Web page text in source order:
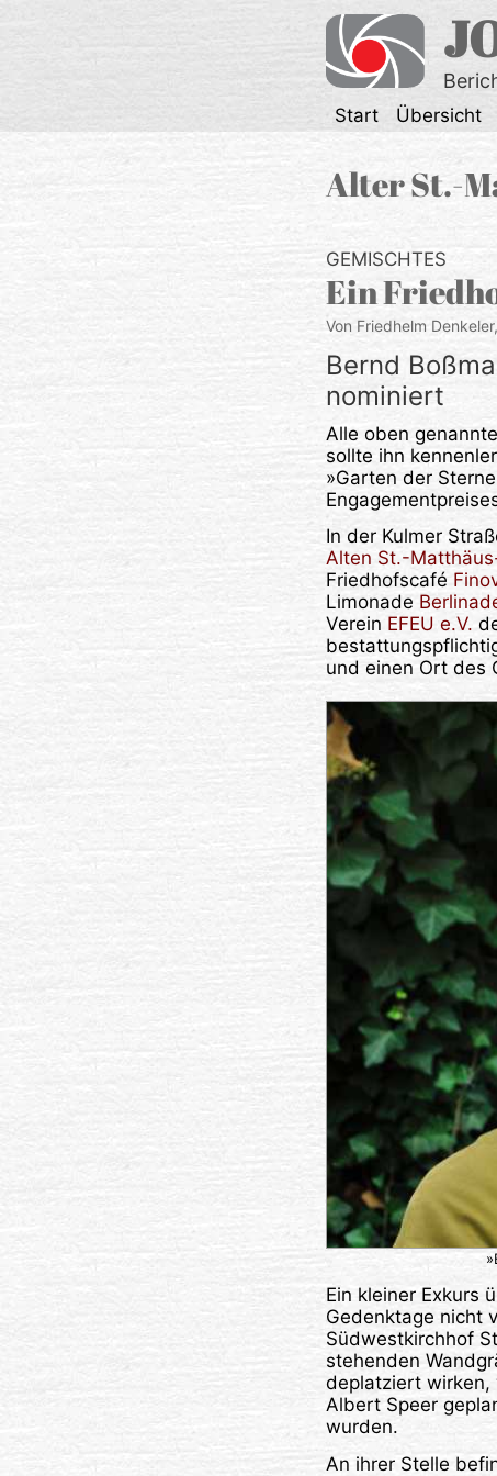
Start Übersicht
Alter St.-
GEMISCHTES
Ein
Von Friedhelm Denkeler,
Bernd
nominiert
Alle oben
sollte ihn
»Garten der
In der Kulmer
Alten St.-
Friedhofscafé
Limonade
Verein EFEU e.V.
und einen Ort des
Ein kleiner Exkurs
Gedenktage nicht
Südwestkirchhof
stehenden
deplatziert wirken,
Albert Speer
wurden.
An ihrer Stelle